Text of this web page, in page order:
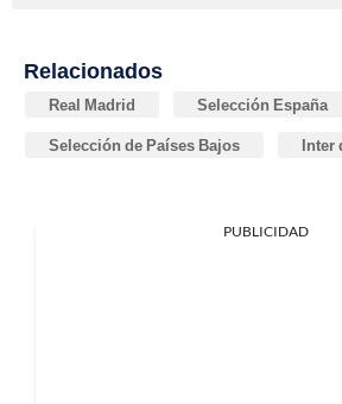
Relacionados
Real Madrid Selección España
Selección de Países Bajos Inter
PUBLICIDAD